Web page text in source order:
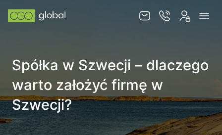
Jurysdykcje
Baza wiedzy
Zespół
Kontakt
Spółka w Szwecji – dlaczego
warto założyć firmę w
Szwecji?